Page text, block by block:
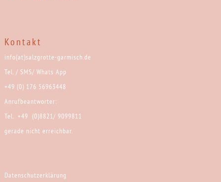
Kontakt
info(at)salzgrotte-garmisch.de
Tel. / SMS/ Whats App
+49 (0) 176 56963448
Anrufbeantworter:
Tel. +49 (0)8821/ 9099811
gerade nicht erreichbar.
Datenschutzerklärung